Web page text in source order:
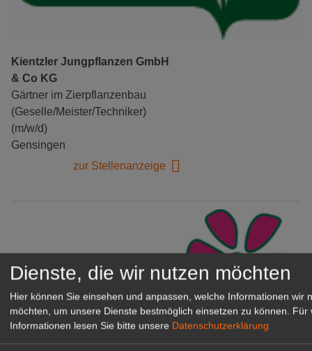
Kientzler Jungpflanzen GmbH
& Co KG
Gärtner im Zierpflanzenbau
(Geselle/Meister/Techniker)
(m/w/d)
Gensingen
zur Stellenanzeige
Dienste, die wir nutzen möchten
Hier können Sie einsehen und anpassen, welche Informationen wir
möchten, um unsere Dienste bestmöglich einsetzen zu können. Für
Informationen lesen Sie bitte unsere Datenschutzerklärung